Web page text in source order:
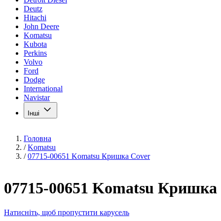
Deutz
Hitachi
John Deere
Komatsu
Kubota
Perkins
Volvo
Ford
Dodge
International
Navistar
Інші
Головна
/ Komatsu
/ 07715-00651 Komatsu Кришка Cover
07715-00651 Komatsu Кришка
Натисніть, щоб пропустити карусель